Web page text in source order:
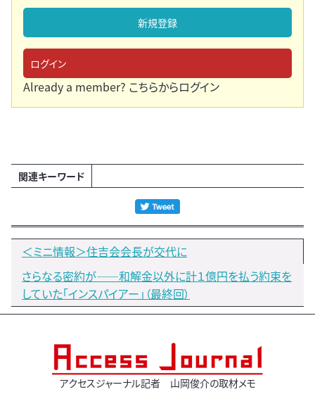
新規登録
ログイン
Already a member? こちらからログイン
関連キーワード
＜ミニ情報＞住吉会会長が交代に
さらなる密約が――和解金以外に計１億円を払う約束を
していた「インスパイアー」（最終回）
アクセスジャーナル記者 山岡俊介の取材メモ